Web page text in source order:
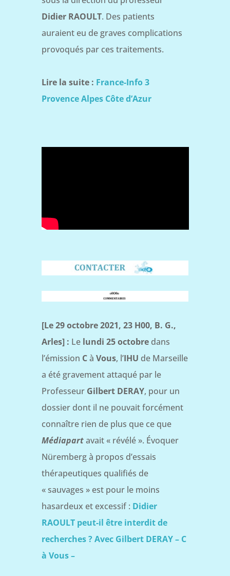
Didier RAOULT. Des patients
auraient eu de graves complications
provoqués par ces traitements.
Lire la suite : France-Info 3
Provence Alpes Côte d’Azur
[Le 29 octobre 2021, 23 H00, B. G.,
Arles] : Le lundi 25 octobredans
l’émission Cà Vous, l’IHU de Marseille
a été gravement attaqué par le
Professeur Gilbert DERAY, pour un
dossier dont il ne pouvait forcément
connaître rien de plus que ce que
Médiapartavait « révélé ». Évoquer
Nüremberg à propos d’essais
thérapeutiques qualifiés de
« sauvages » est pour le moins
hasardeux et excessif : Didier
RAOULT peut-il être interdit de
recherches ? Avec Gilbert DERAY – C
à Vous –